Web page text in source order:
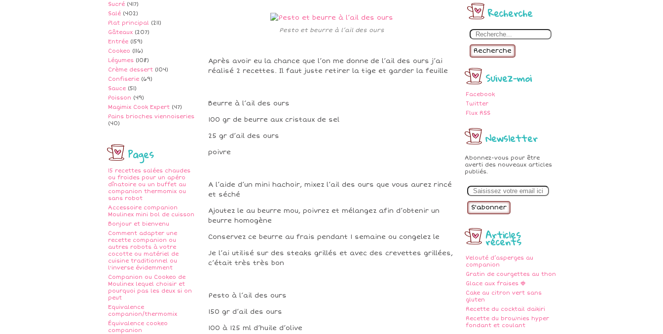
Sucré (417)
Salé (402)
Plat principal (211)
Gâteaux (207)
Entrée (159)
Cookeo (116)
Légumes (108)
Crème dessert (104)
Confiserie (69)
Sauce (51)
Poisson (49)
Magimix Cook Expert (47)
Pains brioches viennoiseries
(40)
Pages
15 recettes salées chaudes
ou froides pour un apéro
dînatoire ou un buffet au
companion thermomix ou
sans robot
Accessoire companion
Moulinex mini bol de cuisson
Bonjour et bienvenu
Comment adapter une
recette companion ou
autres robots à votre
cocotte ou matériel de
cuisine traditionnel ou
l'inverse évidemment
Companion ou Cookeo de
Moulinex lequel choisir et
pourquoi pas les deux si on
peut
Equivalence
companion/thermomix
Équivalence cookeo
companion
Recherche
Recherche
Suivez-moi
Facebook
Twitter
Flux RSS
Newsletter
Abonnez-vous pour être
averti des nouveaux articles
publiés.
m
Articles
récents
Velouté d’asperges au
companion
Gratin de courgettes au thon
Glace aux fraises 🍓
Cake au citron vert sans
gluten
Recette du cocktail daikiri
Recette du brownies hyper
fondant et coulant
Pesto et beurre à l’ail des ours
Après avoir eu la chance que l’on me donne de l’ail des ours j’ai
réalisé 2 recettes. Il faut juste retirer la tige et garder la feuille
Beurre à l’ail des ours
100 gr de beurre aux cristaux de sel
25 gr d’ail des ours
poivre
A l’aide d’un mini hachoir, mixez l’ail des ours que vous aurez rincé
et séché
Ajoutez le au beurre mou, poivrez et mélangez afin d’obtenir un
beurre homogène
Conservez ce beurre au frais pendant 1 semaine ou congelez le
Je l’ai utilisé sur des steaks grillés et avec des crevettes grillées,
c’était très très bon
Pesto à l’ail des ours
150 gr d’ail des ours
100 à 125 ml d’huile d’olive